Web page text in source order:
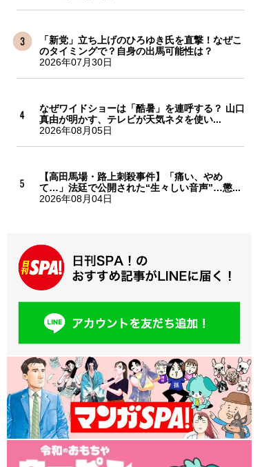
「新党」立ち上げのひろゆき氏を直撃！なぜこ
のタイミングで？自身の出馬可能性は？
2026年07月30日
なぜワイドショーは「酷暑」を連呼する？ 山口
真由が明かす、テレビが天気ネタを使い...
2026年08月05日
【高田馬場・路上刺殺事件】「痛い、やめ
て…」法廷で公開された“生々しい音声”…懲...
2026年08月04日